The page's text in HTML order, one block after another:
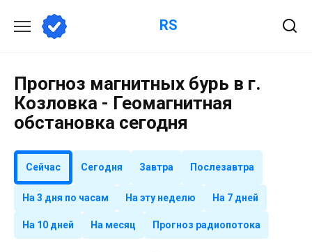
содержанию
RS
Прогноз магнитных бурь в г.
Козловка - Геомагнитная
обстановка сегодня
Сейчас Сегодня Завтра Послезавтра
На 3 дня по часам На эту неделю На 7 дней
На 10 дней На месяц Прогноз радиопотока